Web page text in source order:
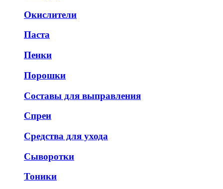
Окислители
Паста
Пенки
Порошки
Составы для выправления
Спреи
Средства для ухода
Сыворотки
Тоники